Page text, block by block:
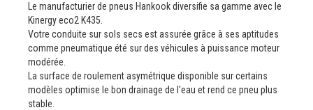
Le manufacturier de pneus Hankook diversifie sa gamme avec le
Kinergy eco2 K435.
Votre conduite sur sols secs est assurée grâce à ses aptitudes
comme pneumatique été sur des véhicules à puissance moteur
modérée.
La surface de roulement asymétrique disponible sur certains
modèles optimise le bon drainage de l'eau et rend ce pneu plus
stable.